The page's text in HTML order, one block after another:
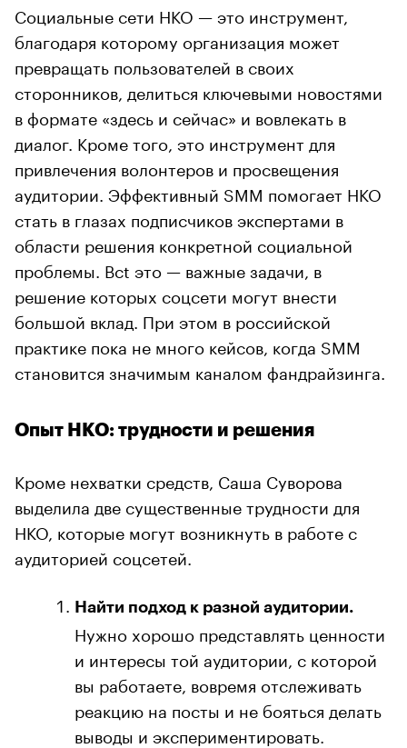
Социальные сети НКО — это инструмент,
благодаря которому организация может
превращать пользователей в своих
сторонников, делиться ключевыми новостями
в формате «здесь и сейчас» и вовлекать в
диалог. Кроме того, это инструмент для
привлечения волонтеров и просвещения
аудитории. Эффективный SMM помогает НКО
стать в глазах подписчиков экспертами в
области решения конкретной социальной
проблемы. Всt это — важные задачи, в
решение которых соцсети могут внести
большой вклад. При этом в российской
практике пока не много кейсов, когда SMM
становится значимым каналом фандрайзинга.
Опыт НКО: трудности и решения
Кроме нехватки средств, Саша Суворова
выделила две существенные трудности для
НКО, которые могут возникнуть в работе с
аудиторией соцсетей.
Найти подход к разной аудитории.
Нужно хорошо представлять ценности
и интересы той аудитории, с которой
вы работаете, вовремя отслеживать
реакцию на посты и не бояться делать
выводы и экспериментировать.